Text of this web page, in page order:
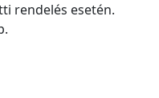
rendelés esetén.